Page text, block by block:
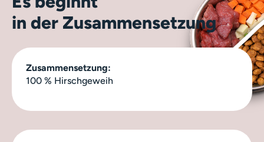
in der Zusammensetzung
Zusammensetzung:
100 % Hirschgeweih